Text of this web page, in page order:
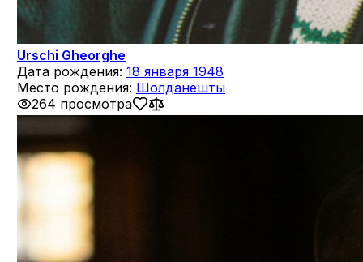
Urschi Gheorghe
Дата рождения: 18 января 1948
Место рождения: Шолданешты
264 просмотра